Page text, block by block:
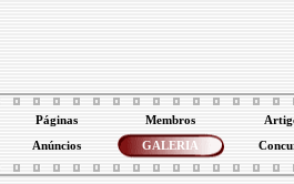
Páginas Membros
Anúncios GALERIA